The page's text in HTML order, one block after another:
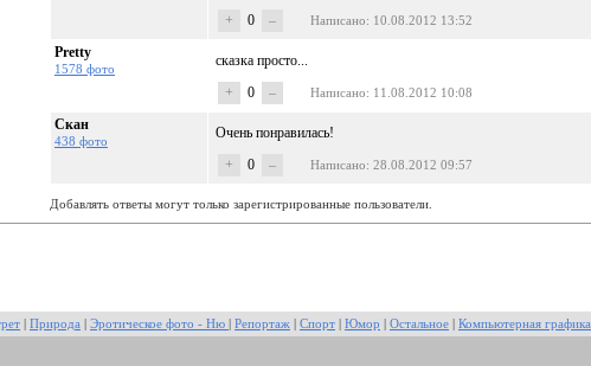
+
0 – Написано: 10.08.2012 13:52
Pretty
1578 фото
сказка просто...
+
0 – Написано: 11.08.2012 10:08
Скан
438 фото
Очень понравилась!
+
0 – Написано: 28.08.2012 09:57
Добавлять ответы могут только зарегистрированные пользователи.
Природа Эротическое фото - Ню Репортаж Спорт Юмор Остальное Компьютерная графика